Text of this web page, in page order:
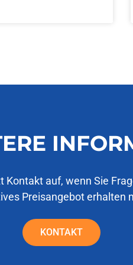
Kontakt auf, wenn Sie
Preisangebot erhalten
KONTAKT